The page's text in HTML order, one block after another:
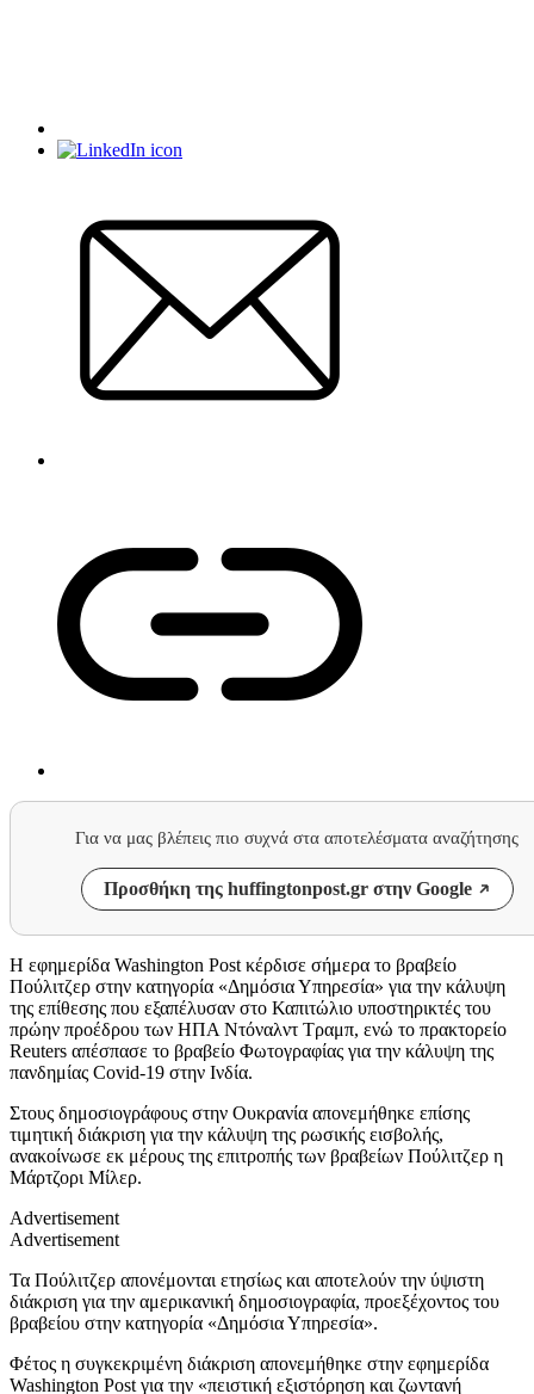
Για να μας βλέπεις πιο συχνά στα αποτελέσματα αναζήτησης
Προσθήκη της huffingtonpost.gr στην Google
Η εφημερίδα Washington Post κέρδισε σήμερα το βραβείο
Πούλιτζερ στην κατηγορία «Δημόσια Υπηρεσία» για την κάλυψη
της επίθεσης που εξαπέλυσαν στο Καπιτώλιο υποστηρικτές του
πρώην προέδρου των ΗΠΑ Ντόναλντ Τραμπ, ενώ το πρακτορείο
Reuters απέσπασε το βραβείο Φωτογραφίας για την κάλυψη της
πανδημίας Covid-19 στην Ινδία.
Στους δημοσιογράφους στην Ουκρανία απονεμήθηκε επίσης
τιμητική διάκριση για την κάλυψη της ρωσικής εισβολής,
ανακοίνωσε εκ μέρους της επιτροπής των βραβείων Πούλιτζερ η
Μάρτζορι Μίλερ.
Advertisement
Advertisement
Τα Πούλιτζερ απονέμονται ετησίως και αποτελούν την ύψιστη
διάκριση για την αμερικανική δημοσιογραφία, προεξέχοντος του
βραβείου στην κατηγορία «Δημόσια Υπηρεσία».
Φέτος η συγκεκριμένη διάκριση απονεμήθηκε στην εφημερίδα
Washington Post για την «πειστική εξιστόρηση και ζωντανή